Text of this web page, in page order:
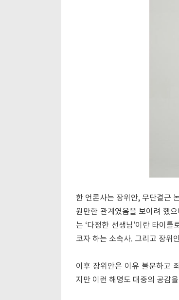
한 언론사는 장위안, 무단결근
원만한 관계였음을 보이려 했
는 ‘다정한 선생님’이란 타이
코자 하는 소속사. 그리고 장위
이후 장위안은 이유 불문하고
지만 이런 해명도 대중의 공감